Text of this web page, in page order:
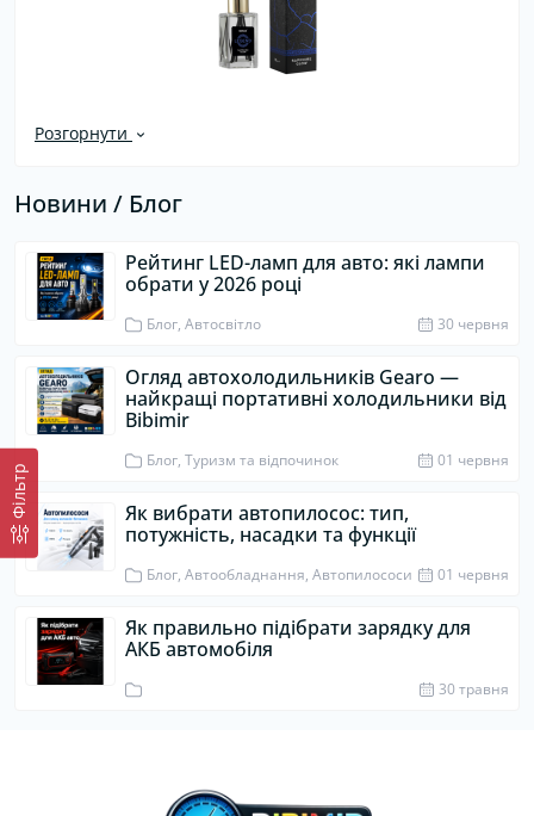
Фiльтр
Розгорнути
Новини / Блог
Рейтинг LED-ламп для авто: які лампи
обрати у 2026 році
Блог, Автосвітло 30 червня
Огляд автохолодильників Gearo —
найкращі портативні холодильники від
Bibimir
Блог, Туризм та відпочинок 01 червня
Як вибрати автопилосос: тип,
потужність, насадки та функції
Блог, Автообладнання, Автопилососи 01 червня
Як правильно підібрати зарядку для
АКБ автомобіля
30 травня